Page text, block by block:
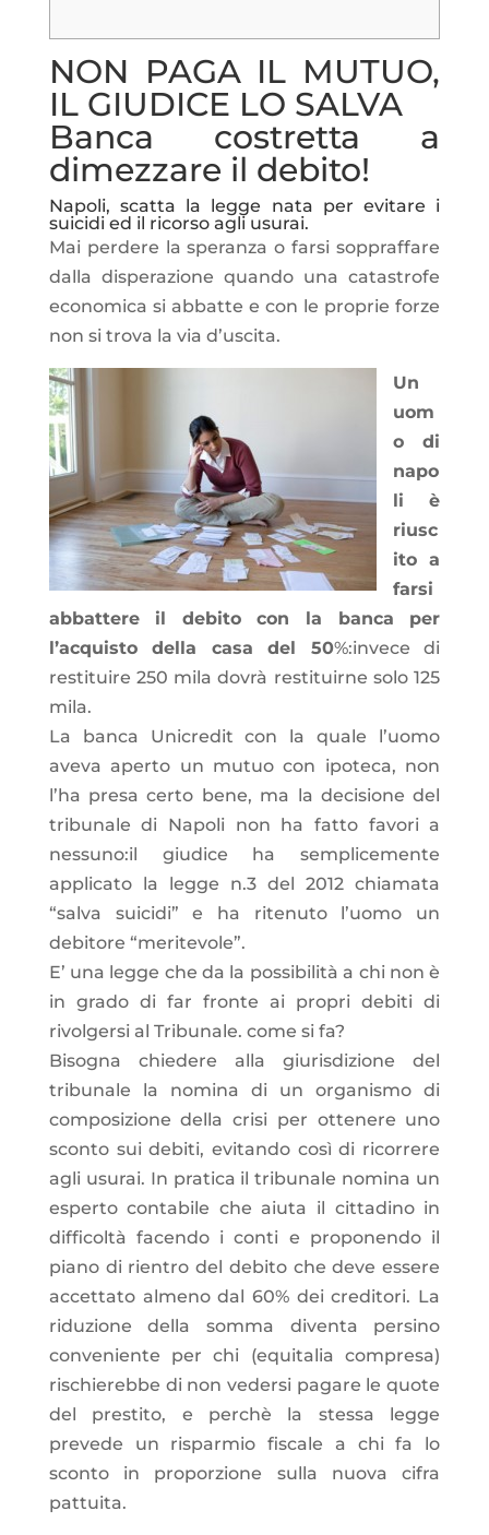
NON PAGA IL MUTUO,
IL GIUDICE LO SALVA
Banca costretta a
dimezzare il debito!
Napoli, scatta la legge nata per evitare i
suicidi ed il ricorso agli usurai.
Mai perdere la speranza o farsi soppraffare
dalla disperazione quando una catastrofe
economica si abbatte e con le proprie forze
non si trova la via d’uscita.
Un
uom
o di
napo
li è
riusc
ito a
farsi
abbattere il debito con la banca per
l’acquisto della casa del 50%:invece di
restituire 250 mila dovrà restituirne solo 125
mila.
La banca Unicredit con la quale l’uomo
aveva aperto un mutuo con ipoteca, non
l’ha presa certo bene, ma la decisione del
tribunale di Napoli non ha fatto favori a
nessuno:il giudice ha semplicemente
applicato la legge n.3 del 2012 chiamata
“salva suicidi” e ha ritenuto l’uomo un
debitore “meritevole”.
E’ una legge che da la possibilità a chi non è
in grado di far fronte ai propri debiti di
rivolgersi al Tribunale. come si fa?
Bisogna chiedere alla giurisdizione del
tribunale la nomina di un organismo di
composizione della crisi per ottenere uno
sconto sui debiti, evitando così di ricorrere
agli usurai. In pratica il tribunale nomina un
esperto contabile che aiuta il cittadino in
difficoltà facendo i conti e proponendo il
piano di rientro del debito che deve essere
accettato almeno dal 60% dei creditori. La
riduzione della somma diventa persino
conveniente per chi (equitalia compresa)
rischierebbe di non vedersi pagare le quote
del prestito, e perchè la stessa legge
prevede un risparmio fiscale a chi fa lo
sconto in proporzione sulla nuova cifra
pattuita.